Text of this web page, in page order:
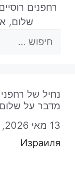
רחפנים
שלום,
נחיל של
מדבר על
13 מאי 2026, 13:06,
Израиля